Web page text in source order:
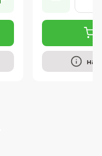
на